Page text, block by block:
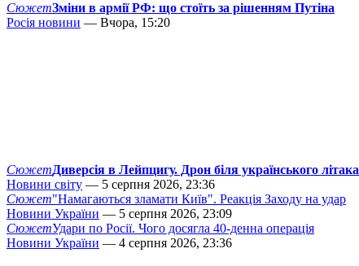
СюжетЗміни в армії РФ: що стоїть за рішенням Путіна
Росія новини — Вчора, 15:20
СюжетДиверсія в Лейпцигу. Дрон біля українського літака
Новини світу — 5 серпня 2026, 23:36
Сюжет"Намагаються зламати Київ". Реакція Заходу на удар
Новини України — 5 серпня 2026, 23:09
СюжетУдари по Росії. Чого досягла 40-денна операція
Новини України — 4 серпня 2026, 23:36